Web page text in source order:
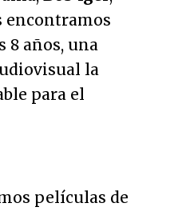
encontramos
8 años, una
la
para el
películas de